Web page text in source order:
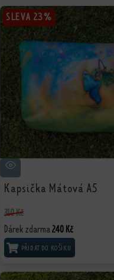
SLEVA 23%
Kapsička Mátová A5
310Kč
Dárek zdarma240 Kč
SLEVA 23%
PŘIDAT DO KOŠÍKU